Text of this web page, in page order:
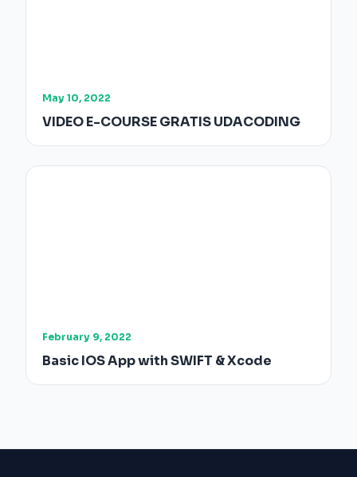
May 10, 2022
VIDEO E-COURSE GRATIS UDACODING
February 9, 2022
Basic IOS App with SWIFT & Xcode